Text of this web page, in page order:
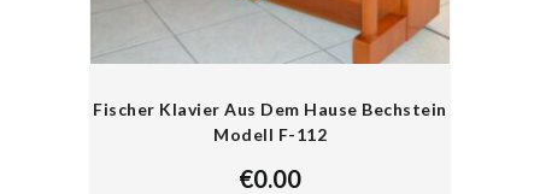
Fischer Klavier Aus Dem Hause Bechstein
Modell F-112
€0.00